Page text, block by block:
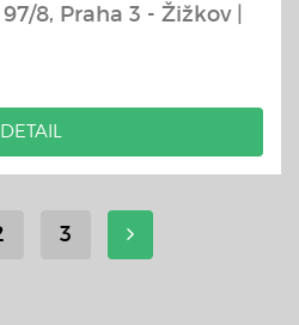
8, Praha 3 - Žižkov |
DETAIL
3